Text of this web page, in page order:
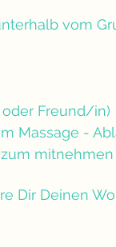
vom
Freund/in)
Massage -
mitnehmen
Dir Deinen